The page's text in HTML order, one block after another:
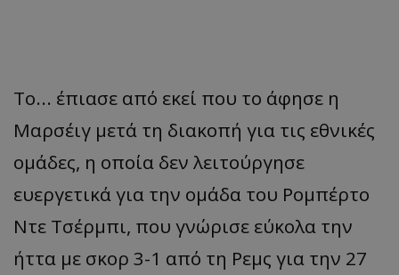
Το... έπιασε από εκεί που το άφησε η
Μαρσέιγ μετά τη διακοπή για τις εθνικές
ομάδες, η οποία δεν λειτούργησε
ευεργετικά για την ομάδα του Ρομπέρτο
Ντε Τσέρμπι, που γνώρισε εύκολα την
ήττα με σκορ 3-1 από τη Ρεμς για την 27